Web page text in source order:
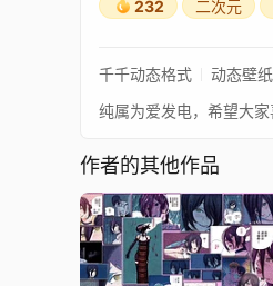
232 二次元
千千动态格式 动态壁纸
作者的其他作品